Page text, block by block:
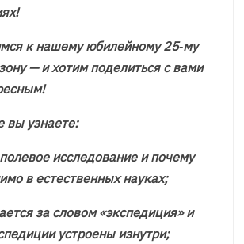
к нашему юбилейному 25‑му
— и хотим поделиться с вами
вы узнаете:
исследование и почему
в естественных науках;
за словом «экспедиция» и
устроены изнутри;